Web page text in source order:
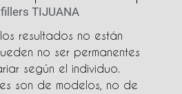
TIJUANA
resultados no están
no ser permanentes
según el individuo.
son de modelos, no de